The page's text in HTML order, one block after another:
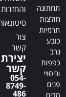
תחתונה
חולצות
תרמיות
כובע
גרב
כפפות
וכיסויי
פנים
והחזרות
צור
קשר
יצירת
קשר
054-
8749-
486